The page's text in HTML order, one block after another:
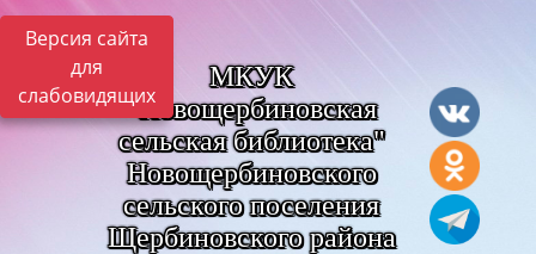
Версия сайта
для
слабовидящих
МКУК
"Новощербиновская
сельская библиотека"
Новощербиновского
сельского поселения
Щербиновского района